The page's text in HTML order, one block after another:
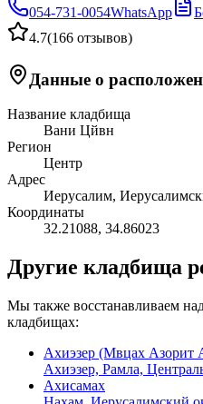
054-731-0054WhatsApp
4.7(166 отзывов)
Данные о
Название кладбища
Вани Цйвн
Регион
Центр
Адрес
Иерусалим,
Координаты
32.21088, 34.86023
Другие кладбища
Мы также восстанавливаем
кладбищах:
Ахиэзер (Мвцах Азорит
Ахиэзер, Рамла,
Ахисамах